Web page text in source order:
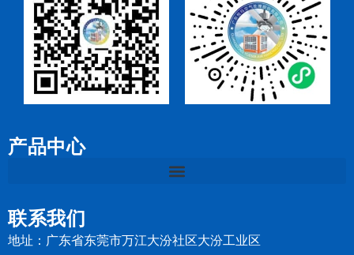
产品中心
联系我们
地址：广东省东莞市万江大汾社区大汾工业区